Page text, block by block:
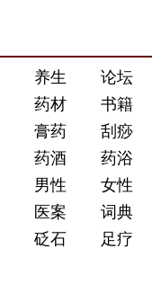
养生
论坛
药材
书籍
膏药
刮痧
药酒
药浴
男性
女性
医案
词典
砭石 足疗